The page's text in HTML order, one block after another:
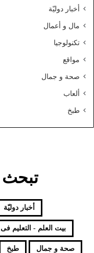
ا
م
و
د
أخبار دوليّة
مال و أعمال
تكنولوجيا
مواقع
صحة و جمال
ألعاب
طبخ
تبحث
أخبار دوليّة
بيت العلم - التعليم
صحة و جمال طبخ